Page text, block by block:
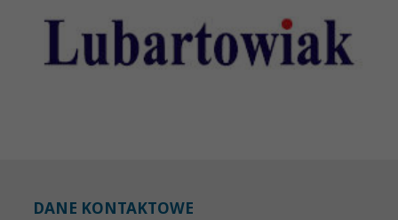
DANE KONTAKTOWE